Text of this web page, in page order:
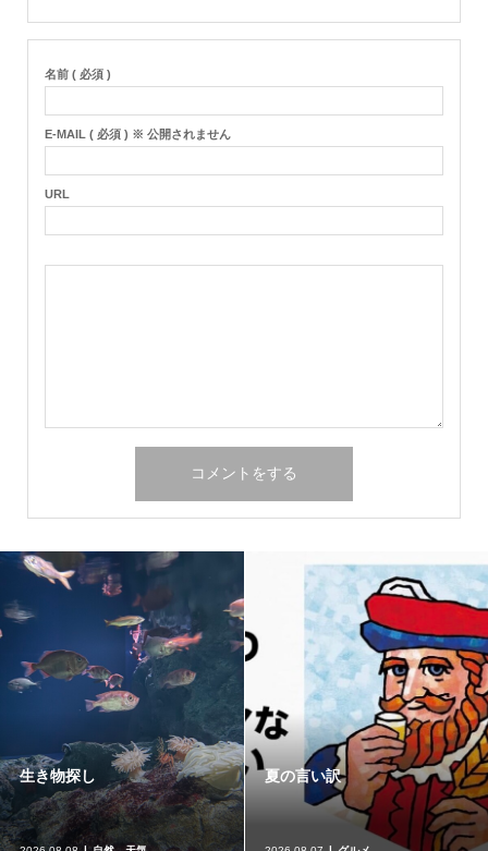
名前 ( 必須 )
E-MAIL ( 必須 ) ※ 公開されません
URL
パチンコ店での外国人留学生
就労
麻布十番『まつ勘』